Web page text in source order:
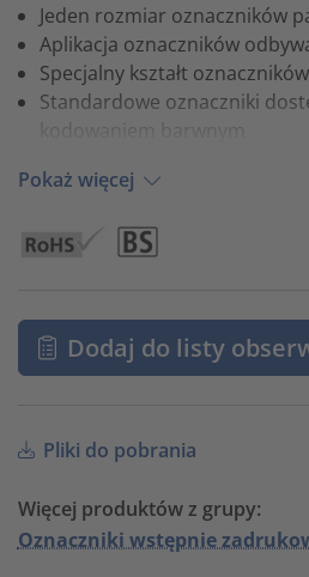
Jeden rozmiar oznaczników
Aplikacja oznaczników
Specjalny kształt
Standardowe oznaczniki
kodowaniem barwnym
Pokaż więcej
Dodaj do listy
Pliki do pobrania
Więcej produktów z grupy:
Oznaczniki wstępnie